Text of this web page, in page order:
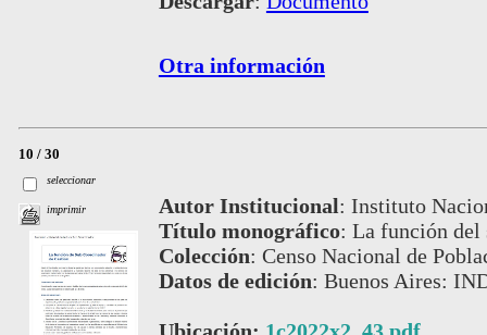
Otra información
10 / 30
seleccionar
imprimir Autor Institucional: Instituto
Título monográfico: La función del
Colección: Censo Nacional de
Datos de edición: Buenos Aires: